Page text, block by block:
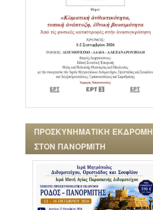
ΠΡΟΣΚΥΝΗΜΑΤΙΚΗ ΕΚΔΡΟΜΗ
ΣΤΟΝ ΠΑΝΟΡΜΙΤΗ